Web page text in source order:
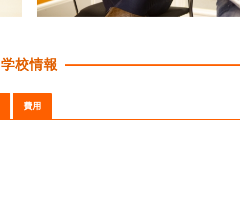
学校情報
費用